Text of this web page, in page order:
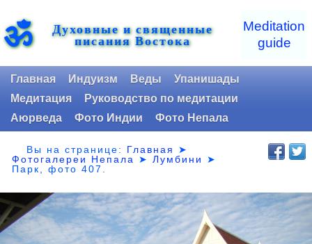
ॐ Духовные и священные
писания Востока
Meditation
guide
Главная Индуизм Веды
Упанишады
Медитация
Руководство по медитации
Аюрведа
Фото Индии Фото Непала
Вы на странице: Главная
➤
Фотогалереи Непала
➤Лумбини
➤
Парк,фото 407.